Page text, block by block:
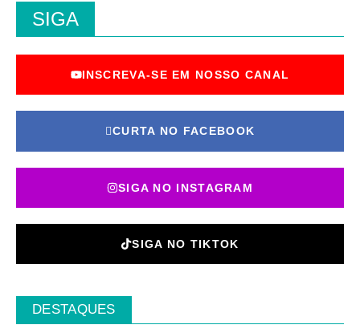
SIGA
INSCREVA-SE EM NOSSO CANAL
CURTA NO FACEBOOK
SIGA NO INSTAGRAM
SIGA NO TIKTOK
DESTAQUES